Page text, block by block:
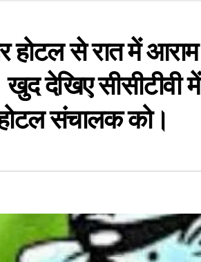
होटल से रात में आराम
देखिए सीसीटीवी में
संचालक को।